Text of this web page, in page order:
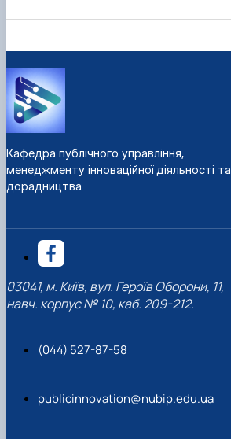
Кафедра публічного управління,
менеджменту інноваційної діяльності та
дорадництва
03041, м. Київ, вул. Героїв Оборони, 11,
навч. корпус № 10, каб. 209-212.
(044) 527-87-58
publicinnovation@nubip.edu.ua